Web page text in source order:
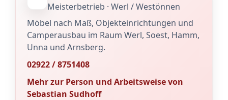
Meisterbetrieb · Werl / Westönnen
Möbel nach Maß, Objekteinrichtungen und
Camperausbau im Raum Werl, Soest, Hamm,
Unna und Arnsberg.
02922 / 8751408
Mehr zur Person und Arbeitsweise von
Sebastian Sudhoff